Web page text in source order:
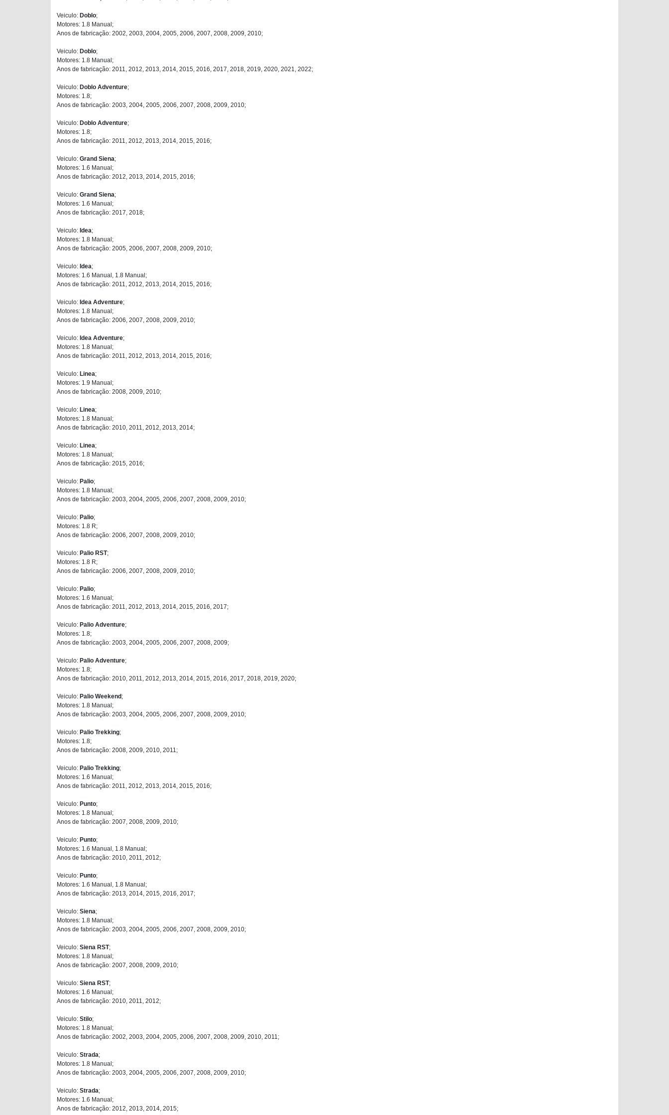
Veiculo: Doblo;
Motores: 1.8 Manual;
Anos de fabricação: 2002, 2003, 2004, 2005, 2006, 2007, 2008, 2009, 2010;
Veiculo: Doblo;
Motores: 1.8 Manual;
Anos de fabricação: 2011, 2012, 2013, 2014, 2015, 2016, 2017, 2018, 2019, 2020, 2021, 2022;
Veiculo: Doblo Adventure;
Motores: 1.8;
Anos de fabricação: 2003, 2004, 2005, 2006, 2007, 2008, 2009, 2010;
Veiculo: Doblo Adventure;
Motores: 1.8;
Anos de fabricação: 2011, 2012, 2013, 2014, 2015, 2016;
Veiculo: Grand Siena;
Motores: 1.6 Manual;
Anos de fabricação: 2012, 2013, 2014, 2015, 2016;
Veiculo: Grand Siena;
Motores: 1.6 Manual;
Anos de fabricação: 2017, 2018;
Veiculo: Idea;
Motores: 1.8 Manual;
Anos de fabricação: 2005, 2006, 2007, 2008, 2009, 2010;
Veiculo: Idea;
Motores: 1.6 Manual, 1.8 Manual;
Anos de fabricação: 2011, 2012, 2013, 2014, 2015, 2016;
Veiculo: Idea Adventure;
Motores: 1.8 Manual;
Anos de fabricação: 2006, 2007, 2008, 2009, 2010;
Veiculo: Idea Adventure;
Motores: 1.8 Manual;
Anos de fabricação: 2011, 2012, 2013, 2014, 2015, 2016;
Veiculo: Linea;
Motores: 1.9 Manual;
Anos de fabricação: 2008, 2009, 2010;
Veiculo: Linea;
Motores: 1.8 Manual;
Anos de fabricação: 2010, 2011, 2012, 2013, 2014;
Veiculo: Linea;
Motores: 1.8 Manual;
Anos de fabricação: 2015, 2016;
Veiculo: Palio;
Motores: 1.8 Manual;
Anos de fabricação: 2003, 2004, 2005, 2006, 2007, 2008, 2009, 2010;
Veiculo: Palio;
Motores: 1.8 R;
Anos de fabricação: 2006, 2007, 2008, 2009, 2010;
Veiculo: Palio RST;
Motores: 1.8 R;
Anos de fabricação: 2006, 2007, 2008, 2009, 2010;
Veiculo: Palio;
Motores: 1.6 Manual;
Anos de fabricação: 2011, 2012, 2013, 2014, 2015, 2016, 2017;
Veiculo: Palio Adventure;
Motores: 1.8;
Anos de fabricação: 2003, 2004, 2005, 2006, 2007, 2008, 2009;
Veiculo: Palio Adventure;
Motores: 1.8;
Anos de fabricação: 2010, 2011, 2012, 2013, 2014, 2015, 2016, 2017, 2018, 2019, 2020;
Veiculo: Palio Weekend;
Motores: 1.8 Manual;
Anos de fabricação: 2003, 2004, 2005, 2006, 2007, 2008, 2009, 2010;
Veiculo: Palio Trekking;
Motores: 1.8;
Anos de fabricação: 2008, 2009, 2010, 2011;
Veiculo: Palio Trekking;
Motores: 1.6 Manual;
Anos de fabricação: 2011, 2012, 2013, 2014, 2015, 2016;
Veiculo: Punto;
Motores: 1.8 Manual;
Anos de fabricação: 2007, 2008, 2009, 2010;
Veiculo: Punto;
Motores: 1.6 Manual, 1.8 Manual;
Anos de fabricação: 2010, 2011, 2012;
Veiculo: Punto;
Motores: 1.6 Manual, 1.8 Manual;
Anos de fabricação: 2013, 2014, 2015, 2016, 2017;
Veiculo: Siena;
Motores: 1.8 Manual;
Anos de fabricação: 2003, 2004, 2005, 2006, 2007, 2008, 2009, 2010;
Veiculo: Siena RST;
Motores: 1.8 Manual;
Anos de fabricação: 2007, 2008, 2009, 2010;
Veiculo: Siena RST;
Motores: 1.6 Manual;
Anos de fabricação: 2010, 2011, 2012;
Veiculo: Stilo;
Motores: 1.8 Manual;
Anos de fabricação: 2002, 2003, 2004, 2005, 2006, 2007, 2008, 2009, 2010, 2011;
Veiculo: Strada;
Motores: 1.8 Manual;
Anos de fabricação: 2003, 2004, 2005, 2006, 2007, 2008, 2009, 2010;
Veiculo: Strada;
Motores: 1.6 Manual;
Anos de fabricação: 2012, 2013, 2014, 2015;